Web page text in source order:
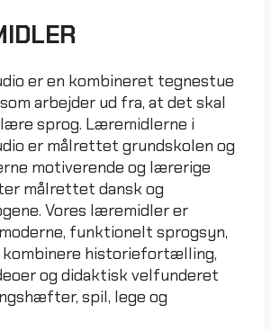
er en kombineret tegnestue
arbejder ud fra, at det skal
sprog. Læremidlerne i
er målrettet grundskolen og
motiverende og lærerige
målrettet dansk og
Vores læremidler er
funktionelt sprogsyn,
kombinere historiefortælling,
og didaktisk velfunderet
spil, lege og